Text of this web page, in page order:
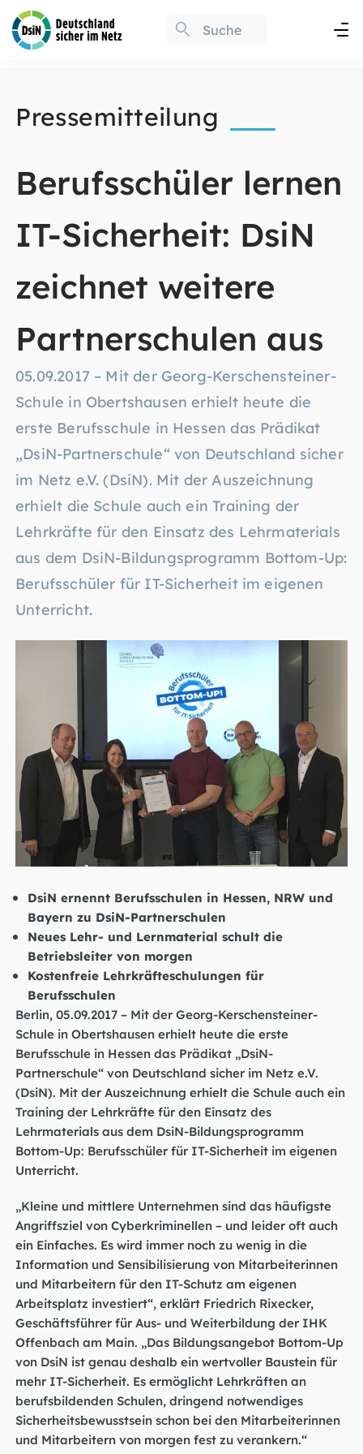
Pressemitteilung
Berufsschüler lernen
IT-Sicherheit: DsiN
zeichnet weitere
Partnerschulen aus
05.09.2017 – Mit der Georg-Kerschensteiner-
Schule in Obertshausen erhielt heute die
erste Berufsschule in Hessen das Prädikat
„DsiN-Partnerschule“ von Deutschland sicher
im Netz e.V. (DsiN). Mit der Auszeichnung
erhielt die Schule auch ein Training der
Lehrkräfte für den Einsatz des Lehrmaterials
aus dem DsiN-Bildungsprogramm Bottom-Up:
Berufsschüler für IT-Sicherheit im eigenen
Unterricht.
DsiN ernennt Berufsschulen in Hessen, NRW und
Bayern zu DsiN-Partnerschulen
Neues Lehr- und Lernmaterial schult die
Betriebsleiter von morgen
Kostenfreie Lehrkräfteschulungen für
Berufsschulen
Berlin, 05.09.2017 – Mit der Georg-Kerschensteiner-
Schule in Obertshausen erhielt heute die erste
Berufsschule in Hessen das Prädikat „DsiN-
Partnerschule“ von Deutschland sicher im Netz e.V.
(DsiN). Mit der Auszeichnung erhielt die Schule auch ein
Training der Lehrkräfte für den Einsatz des
Lehrmaterials aus dem DsiN-Bildungsprogramm
Bottom-Up: Berufsschüler für IT-Sicherheit im eigenen
Unterricht.
„Kleine und mittlere Unternehmen sind das häufigste
Angriffsziel von Cyberkriminellen – und leider oft auch
ein Einfaches. Es wird immer noch zu wenig in die
Information und Sensibilisierung von Mitarbeiterinnen
und Mitarbeitern für den IT-Schutz am eigenen
Arbeitsplatz investiert“, erklärt Friedrich Rixecker,
Geschäftsführer für Aus- und Weiterbildung der IHK
Offenbach am Main. „Das Bildungsangebot Bottom-Up
von DsiN ist genau deshalb ein wertvoller Baustein für
mehr IT-Sicherheit. Es ermöglicht Lehrkräften an
berufsbildenden Schulen, dringend notwendiges
Sicherheitsbewusstsein schon bei den Mitarbeiterinnen
und Mitarbeitern von morgen fest zu verankern.“